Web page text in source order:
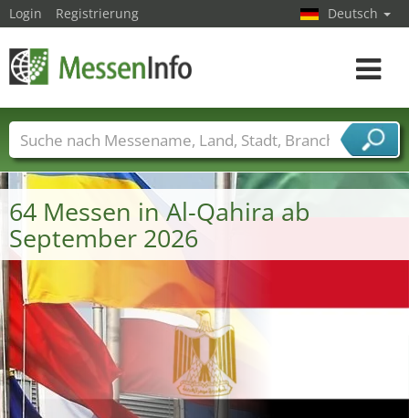
64 Messen in Al-Qahira ab
September 2026
Login Registrierung Deutsch
Toggle
Messenamen Länder Städte
Branchen
Dienstleisterbranchen